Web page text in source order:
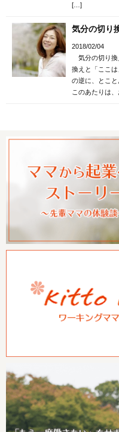
[…]
気分の切り
2018/02/04
気分の切り換
換えと「ここ
の逆に、とこと
このあたりは